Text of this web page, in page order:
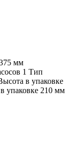
мм
1 Тип
в упаковке
упаковке 210 мм